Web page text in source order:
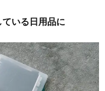
いる日用品に